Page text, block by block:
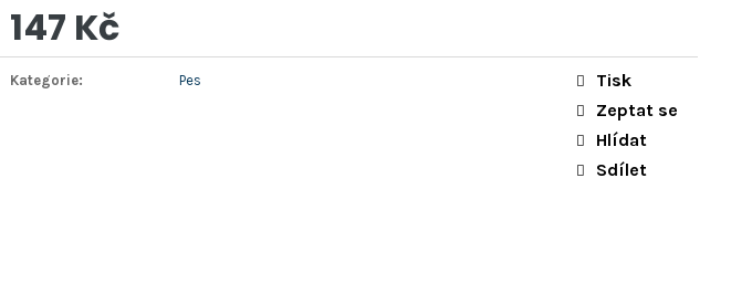
147 Kč
Měrná
cena:
Kategorie: Pes
Tisk
Zeptat se
Hlídat
Sdílet